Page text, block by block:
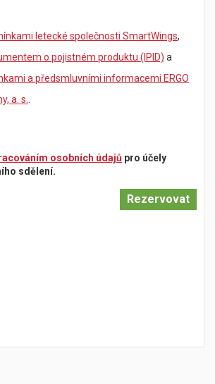
letecké společnosti SmartWings,
o pojistném produktu (IPID) a
a předsmluvními informacemi ERGO
a. s.
osobních údajů pro účely
sdělení.